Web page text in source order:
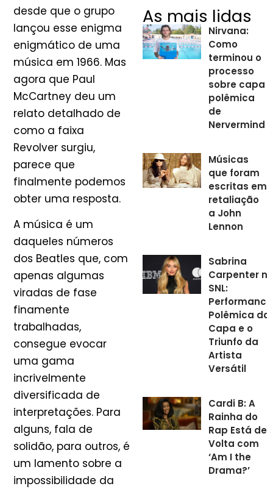
desde que o grupo
lançou esse enigma
enigmático de uma
música em 1966. Mas
agora que Paul
McCartney deu um
relato detalhado de
como a faixa
Revolver surgiu,
parece que
finalmente podemos
obter uma resposta.
A música é um
daqueles números
dos Beatles que, com
apenas algumas
viradas de fase
finamente
trabalhadas,
consegue evocar
uma gama
incrivelmente
diversificada de
interpretações. Para
alguns, fala de
solidão, para outros, é
um lamento sobre a
impossibilidade da
As mais lidas
Nirvana:
Como
terminou o
processo
sobre capa
polêmica
de
Nervermind
Músicas
que foram
escritas em
retaliação
a John
Lennon
Sabrina
Carpenter no
SNL:
Polêmica da
Capa e o
Triunfo da
Artista
Versátil
Cardi B: A
Rainha do
Rap Está de
Volta com
‘Am I the
Drama?’